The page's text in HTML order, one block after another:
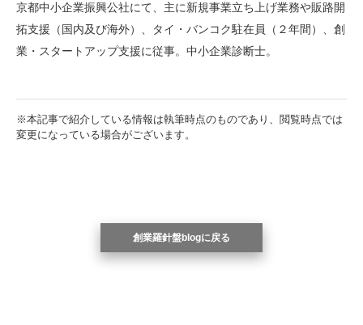
京都中小企業振興公社にて、主に新規事業立ち上げ業務や販路開
拓支援（国内及び海外）、タイ・バンコク駐在員（２年間）、創
業・スタートアップ支援に従事。中小企業診断士。
※本記事で紹介している情報は執筆時点のものであり、閲覧時点では
変更になっている場合がございます。
創業羅針盤blogに戻る